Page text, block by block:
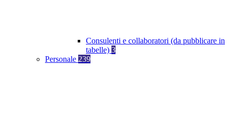
Consulenti e collaboratori (da pubblicare in
tabelle) 3
Personale 239